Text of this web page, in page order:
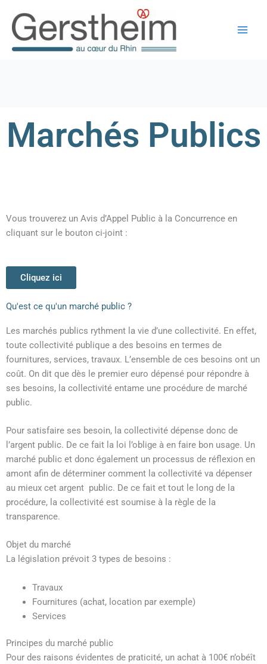
contenu
Marchés Publics
Vous trouverez un Avis d’Appel Public à la Concurrence en
cliquant sur le bouton ci-joint :
Cliquez ici
Qu'est ce qu'un marché public ?
Les marchés publics rythment la vie d’une collectivité. En effet,
toute collectivité publique a des besoins en termes de
fournitures, services, travaux. L’ensemble de ces besoins ont un
coût. On dit que dès le premier euro dépensé pour répondre à
ses besoins, la collectivité entame une procédure de marché
public.
Pour satisfaire ses besoin, la collectivité dépense donc de
l’argent public. De ce fait la loi l’oblige à en faire bon usage. Un
marché public et donc également un processus de réflexion en
amont afin de déterminer comment la collectivité va dépenser
au mieux cet argent public. De ce fait et tout le long de la
procédure, la collectivité est soumise à la règle de la
transparence.
Objet du marché
La législation prévoit 3 types de besoins :
Travaux
Fournitures (achat, location par exemple)
Services
Principes du marché public
Pour des raisons évidentes de praticité, un achat à 100€ n’obéît